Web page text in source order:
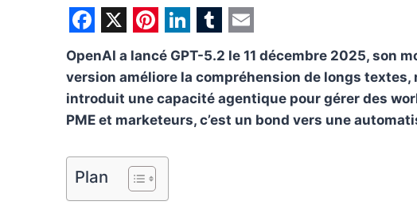
F
a
c
e
o
o
X P
i
n
t
r
e
L
i
n
k
I
T
u
m
b
E
m
a
i
OpenAI a lancé GPT-5.2 le 11 décembre 2025, son
version améliore la compréhension de longs
introduit une capacité agentique pour gérer des
PME et marketeurs, c’est un bond vers une
Plan